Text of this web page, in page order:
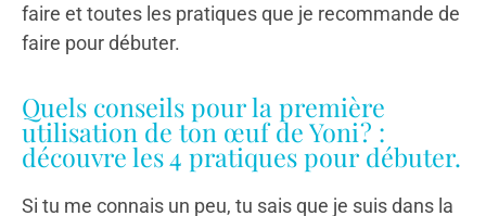
faire et toutes les pratiques que je recommande de
faire pour débuter.
Quels conseils pour la première
utilisation de ton œuf de Yoni ? :
découvre les 4 pratiques pour débuter.
Si tu me connais un peu, tu sais que je suis dans la